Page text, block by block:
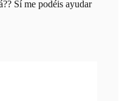
Sí me podéis ayudar